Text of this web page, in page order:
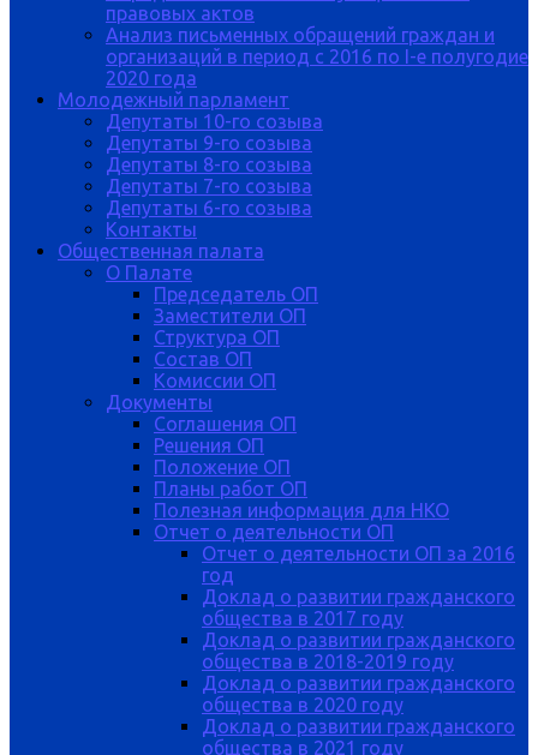
правовых актов
Анализ письменных обращений граждан и
организаций в период с 2016 по I-е полугодие
2020 года
Молодежный парламент
Депутаты 10-го созыва
Депутаты 9-го созыва
Депутаты 8-го созыва
Депутаты 7-го созыва
Депутаты 6-го созыва
Контакты
Общественная палата
О Палате
Председатель ОП
Заместители ОП
Структура ОП
Состав ОП
Комиссии ОП
Документы
Соглашения ОП
Решения ОП
Положение ОП
Планы работ ОП
Полезная информация для НКО
Отчет о деятельности ОП
Отчет о деятельности ОП за 2016
год
Доклад о развитии гражданского
общества в 2017 году
Доклад о развитии гражданского
общества в 2018-2019 году
Доклад о развитии гражданского
общества в 2020 году
Доклад о развитии гражданского
общества в 2021 году